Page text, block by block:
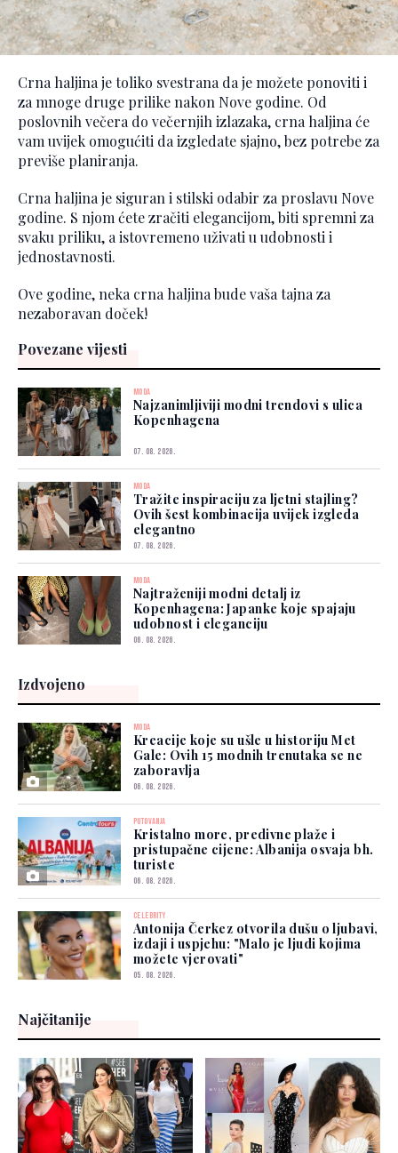
Crna haljina je toliko svestrana da je možete ponoviti i
za mnoge druge prilike nakon Nove godine. Od
poslovnih večera do večernjih izlazaka, crna haljina će
vam uvijek omogućiti da izgledate sjajno, bez potrebe za
previše planiranja.
Crna haljina je siguran i stilski odabir za proslavu Nove
godine. S njom ćete zračiti elegancijom, biti spremni za
svaku priliku, a istovremeno uživati u udobnosti i
jednostavnosti.
Ove godine, neka crna haljina bude vaša tajna za
nezaboravan doček!
Povezane vijesti
MODA
Najzanimljiviji modni trendovi s ulica
Kopenhagena
07. 08. 2026.
MODA
Tražite inspiraciju za ljetni stajling?
Ovih šest kombinacija uvijek izgleda
elegantno
07. 08. 2026.
MODA
Najtraženiji modni detalj iz
Kopenhagena: Japanke koje spajaju
udobnost i eleganciju
06. 08. 2026.
Izdvojeno
MODA
Kreacije koje su ušle u historiju Met
Gale: Ovih 15 modnih trenutaka se ne
zaboravlja
06. 08. 2026.
PUTOVANJA
Kristalno more, predivne plaže i
pristupačne cijene: Albanija osvaja bh.
turiste
06. 08. 2026.
CELEBRITY
Antonija Čerkez otvorila dušu o ljubavi,
izdaji i uspjehu: "Malo je ljudi kojima
možete vjerovati"
05. 08. 2026.
Najčitanije